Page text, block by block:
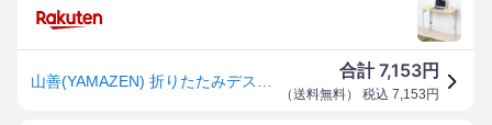
合計7,153円
（送料無料） 税込 7,153 円